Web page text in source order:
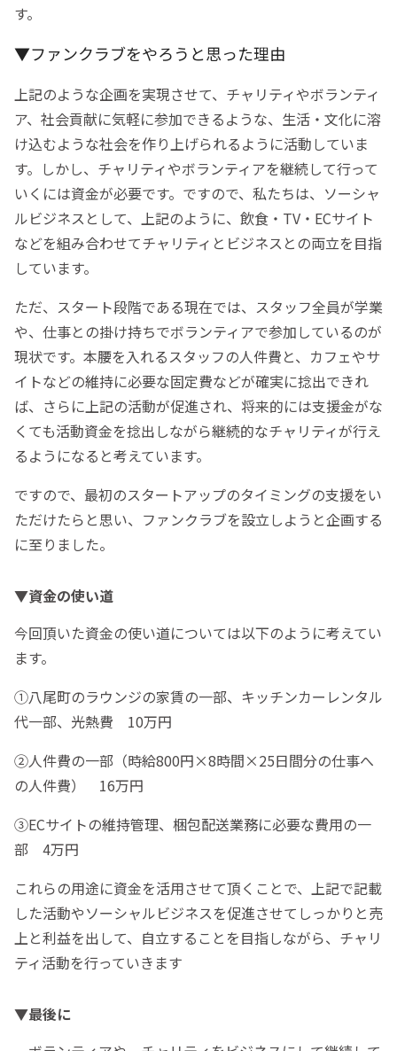
す。
▼ファンクラブをやろうと思った理由
上記のような企画を実現させて、チャリティやボランティ
ア、社会貢献に気軽に参加できるような、生活・文化に溶
け込むような社会を作り上げられるように活動していま
す。しかし、チャリティやボランティアを継続して行って
いくには資金が必要です。ですので、私たちは、ソーシャ
ルビジネスとして、上記のように、飲食・TV・ECサイト
などを組み合わせてチャリティとビジネスとの両立を目指
しています。
ただ、スタート段階である現在では、スタッフ全員が学業
や、仕事との掛け持ちでボランティアで参加しているのが
現状です。本腰を入れるスタッフの人件費と、カフェやサ
イトなどの維持に必要な固定費などが確実に捻出できれ
ば、さらに上記の活動が促進され、将来的には支援金がな
くても活動資金を捻出しながら継続的なチャリティが行え
るようになると考えています。
ですので、最初のスタートアップのタイミングの支援をい
ただけたらと思い、ファンクラブを設立しようと企画する
に至りました。
▼資金の使い道
今回頂いた資金の使い道については以下のように考えてい
ます。
①八尾町のラウンジの家賃の一部、キッチンカーレンタル
代一部、光熱費 10万円
②人件費の一部（時給800円×8時間×25日間分の仕事へ
の人件費） 16万円
③ECサイトの維持管理、梱包配送業務に必要な費用の一
部 4万円
これらの用途に資金を活用させて頂くことで、上記で記載
した活動やソーシャルビジネスを促進させてしっかりと売
上と利益を出して、自立することを目指しながら、チャリ
ティ活動を行っていきます
▼最後に